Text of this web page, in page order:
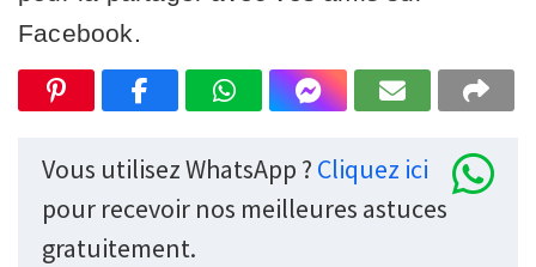
Facebook.
Vous utilisez WhatsApp ? Cliquez ici
pour recevoir nos meilleures astuces
gratuitement.